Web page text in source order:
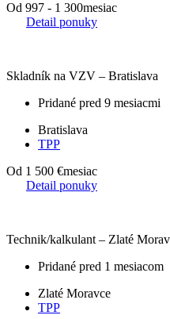
Od 997 - 1 300mesiac
Detail ponuky
Skladník na VZV – Bratislava
Pridané pred 9 mesiacmi
Bratislava
TPP
Od 1 500 €mesiac
Detail ponuky
Technik/kalkulant – Zlaté
Pridané pred 1 mesiacom
Zlaté Moravce
TPP